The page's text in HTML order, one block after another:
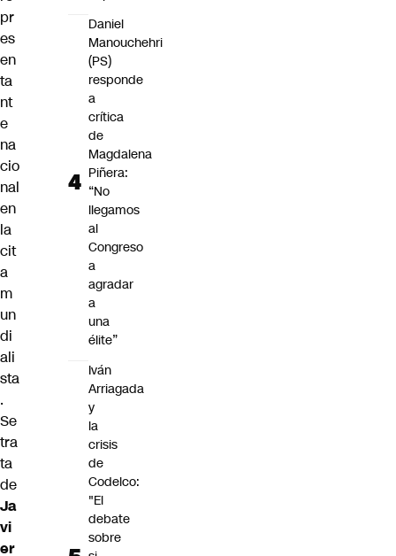
pr
es
en
ta
nt
e
na
cio
nal
en
la
cit
a
m
un
di
ali
sta
.
Se
tra
ta
de
Ja
vi
er
Daniel
Manouchehri
(PS)
responde
a
crítica
de
Magdalena
Piñera:
“No
llegamos
al
Congreso
a
agradar
a
una
élite”
Iván
Arriagada
y
la
crisis
de
Codelco:
"El
debate
sobre